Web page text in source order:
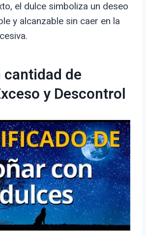
el dulce simboliza un deseo
y alcanzable sin caer en la
cantidad de
y Descontrol